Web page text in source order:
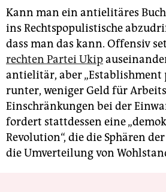
Kann man ein antielitäres
ins Rechtspopulistische
dass man das kann. Offensiv
rechten Partei Ukip
antielitär, aber „Establishment
runter, weniger Geld für
Einschränkungen bei der
fordert stattdessen eine
Revolution“, die die Sphären
die Umverteilung von